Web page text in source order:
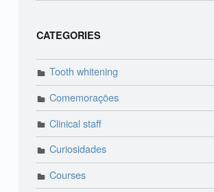
CATEGORIES
Tooth whitening
Comemorações
Clinical staff
Curiosidades
Courses